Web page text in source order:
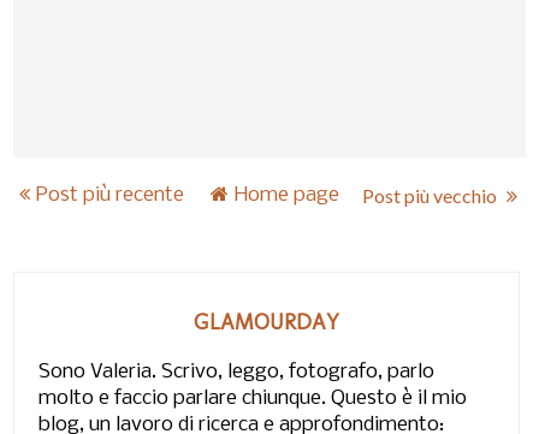
Post più recente Post più vecchio
Home page
GLAMOURDAY
Sono Valeria. Scrivo, leggo, fotografo, parlo
molto e faccio parlare chiunque. Questo è il mio
blog, un lavoro di ricerca e approfondimento: